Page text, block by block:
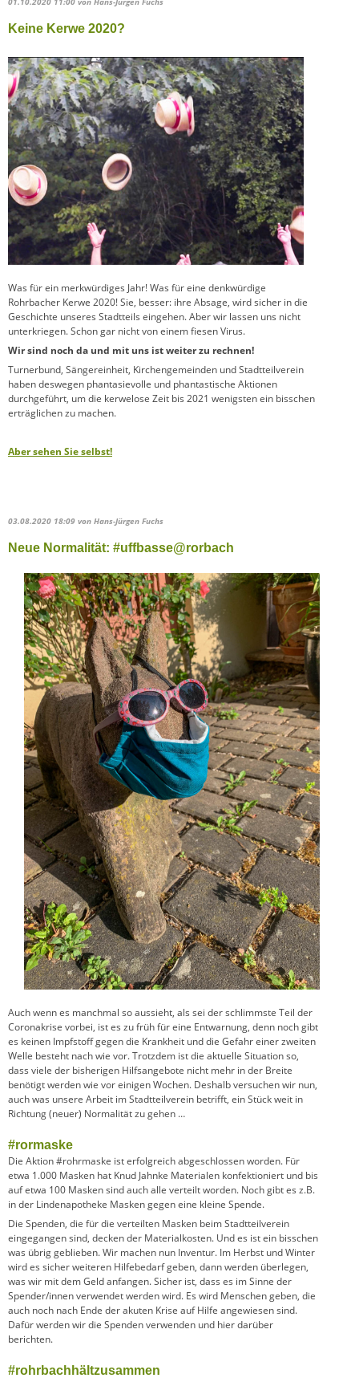
Keine Kerwe 2020?
Was für ein merkwürdiges Jahr! Was für eine denkwürdige
Rohrbacher Kerwe 2020! Sie, besser: ihre Absage, wird sicher in die
Geschichte unseres Stadtteils eingehen. Aber wir lassen uns nicht
unterkriegen. Schon gar nicht von einem fiesen Virus.
Wir sind noch da und mit uns ist weiter zu rechnen!
Turnerbund, Sängereinheit, Kirchengemeinden und Stadtteilverein
haben deswegen phantasievolle und phantastische Aktionen
durchgeführt, um die kerwelose Zeit bis 2021 wenigsten ein bisschen
erträglichen zu machen.
Aber sehen Sie selbst!
03.08.2020 18:09 von Hans-Jürgen Fuchs
Neue Normalität: #uffbasse@rorbach
Auch wenn es manchmal so aussieht, als sei der schlimmste Teil der
Coronakrise vorbei, ist es zu früh für eine Entwarnung, denn noch gibt
es keinen Impfstoff gegen die Krankheit und die Gefahr einer zweiten
Welle besteht nach wie vor. Trotzdem ist die aktuelle Situation so,
dass viele der bisherigen Hilfsangebote nicht mehr in der Breite
benötigt werden wie vor einigen Wochen. Deshalb versuchen wir nun,
auch was unsere Arbeit im Stadtteilverein betrifft, ein Stück weit in
Richtung (neuer) Normalität zu gehen …
#rormaske
Die Aktion #rohrmaske ist erfolgreich abgeschlossen worden. Für
etwa 1.000 Masken hat Knud Jahnke Materialen konfektioniert und bis
auf etwa 100 Masken sind auch alle verteilt worden. Noch gibt es z.B.
in der Lindenapotheke Masken gegen eine kleine Spende.
Die Spenden, die für die verteilten Masken beim Stadtteilverein
eingegangen sind, decken der Materialkosten. Und es ist ein bisschen
was übrig geblieben. Wir machen nun Inventur. Im Herbst und Winter
wird es sicher weiteren Hilfebedarf geben, dann werden überlegen,
was wir mit dem Geld anfangen. Sicher ist, dass es im Sinne der
Spender/innen verwendet werden wird. Es wird Menschen geben, die
auch noch nach Ende der akuten Krise auf Hilfe angewiesen sind.
Dafür werden wir die Spenden verwenden und hier darüber
berichten.
#rohrbachhältzusammen